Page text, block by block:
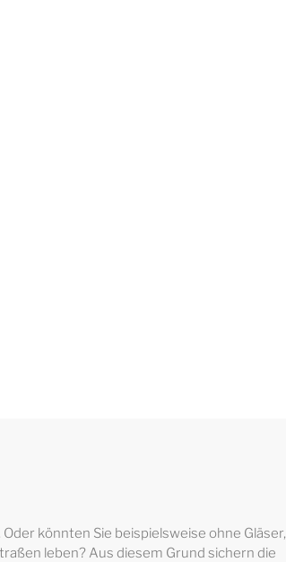
könnten Sie beispielsweise ohne Gläser,
leben? Aus diesem Grund sichern die